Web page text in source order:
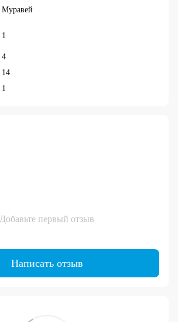
Муравей
1
4
14
1
Добавьте первый отзыв
Написать отзыв